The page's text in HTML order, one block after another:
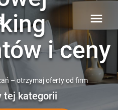
menu
i ceny
– otrzymaj oferty od firm
tej kategorii